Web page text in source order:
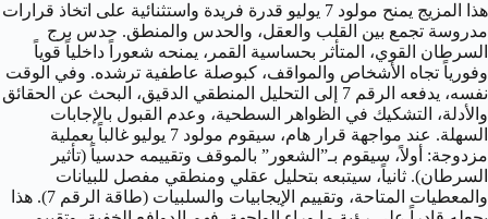
هذا المزيج يمنح مولود 7 يوليو قدرة فريدة واستثنائية على اتخاذ قرارات
مدروسة تجمع بين القلب والعقل، والحدس والمنطق. حدس برج
السرطان القوي، المتأثر بحساسية القمر، يمنحه شعوراً داخلياً قوياً
وفورياً تجاه الأشخاص والمواقف، كبوصلة عاطفية ترشده. وفي الوقت
نفسه، يدفعه الرقم 7 إلى التحليل المنطقي الدقيق، البحث عن الحقائق
والأدلة، التشكيك في الظواهر السطحية، وعدم القبول بالإجابات
السهلة. عند مواجهة قرار هام، سيقوم مولود 7 يوليو غالباً بعملية
مزدوجة: أولاً، سيقوم بـ”الشعور” بالموقف وتقييمه حدسياً (تأثير
السرطان). ثانياً، سيتبعه بتحليل عقلي ومنطقي مفصل للبيانات
والمعطيات المتاحة، وتقييم الإيجابيات والسلبيات (طاقة الرقم 7). هذا